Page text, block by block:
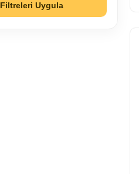
Filtreleri Uygula